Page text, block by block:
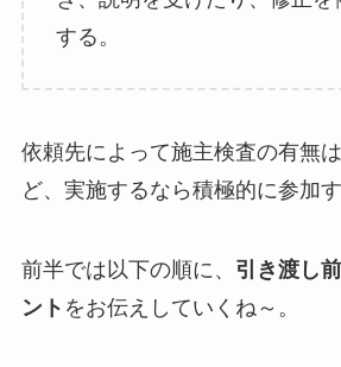
する。
依頼先によって施主検査の有無
ど、実施するなら積極的に参加
前半では以下の順に、 引き渡し
ント をお伝えしていくね～。